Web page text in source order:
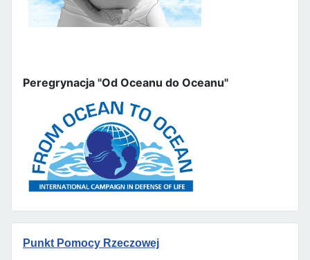
Peregrynacja "Od Oceanu do Oceanu"
Punkt Pomocy Rzeczowej